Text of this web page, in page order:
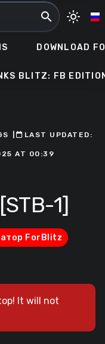
search light_mode
DOWNLOAD
BLITZ: FB
ㅤLAST UPDATED:
AT 00:39
1]
ForBlitz
It will not